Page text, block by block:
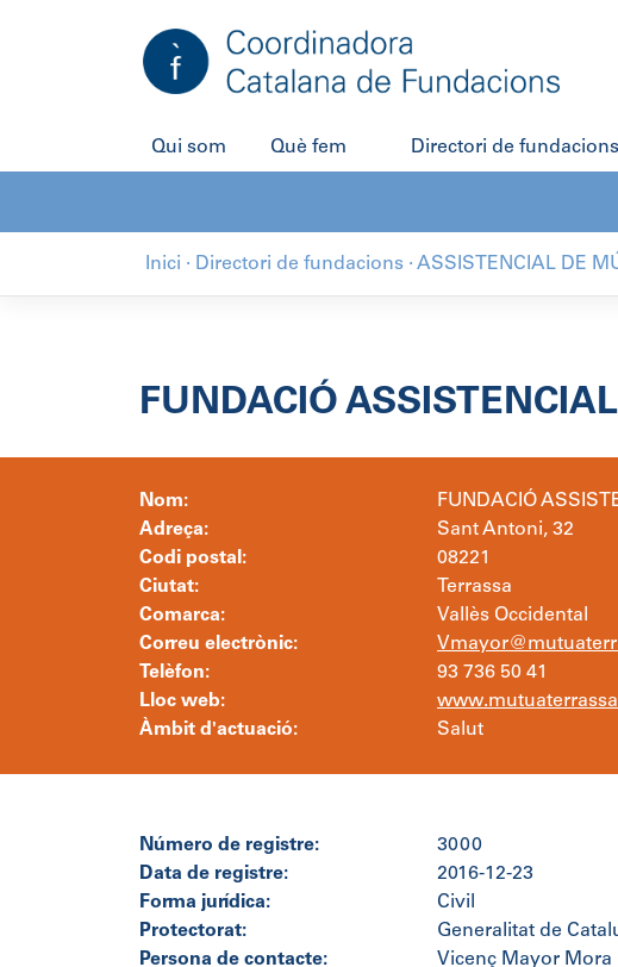
Qui som Què fem Directori de fundacions
Inici · Directori de fundacions · ASSISTENCIAL DE
FUNDACIÓ
Nom:
FUNDACIÓ
Adreça:
Sant Antoni, 32
Codi postal:
08221
Ciutat:
Terrassa
Comarca:
Vallès Occidental
Correu electrònic:
Telèfon:
93 736 50 41
Lloc web:
Àmbit d'actuació:
Salut
Número de registre:
3000
Data de registre:
2016-12-23
Forma jurídica:
Civil
Protectorat:
Generalitat de
Persona de contacte:
Vicenç Mayor Mora